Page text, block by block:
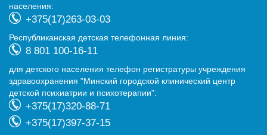
населения:
+375(17)263-03-03
Республиканская детская телефонная линия:
8 801 100-16-11
для детского населения телефон регистратуры учреждения
здравоохранения "Минский городской клинический центр
детской психиатрии и психотерапии":
+375(17)320-88-71
+375(17)397-37-15